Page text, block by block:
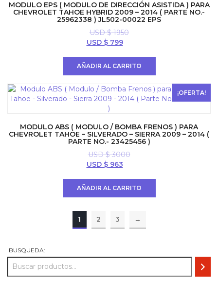
MODULO EPS ( MODULO DE DIRECCIÓN ASISTIDA ) PARA
CHEVROLET TAHOE HYBRID 2009 – 2014 ( PARTE NO.-
25962338 ) JL502-00022 EPS
USD $1950
El
era:
$ 1950.
USD $799El
es:
$ 799.
AÑADIR AL CARRITO
¡OFERTA!
MODULO ABS ( MODULO / BOMBA FRENOS ) PARA
CHEVROLET TAHOE – SILVERADO – SIERRA 2009 – 2014 (
PARTE NO.- 23425456 )
USD $3000
El
era:
$ 3000.
USD $963El
es:
AÑADIR AL CARRITO
1 2 3 →
BUSQUEDA: